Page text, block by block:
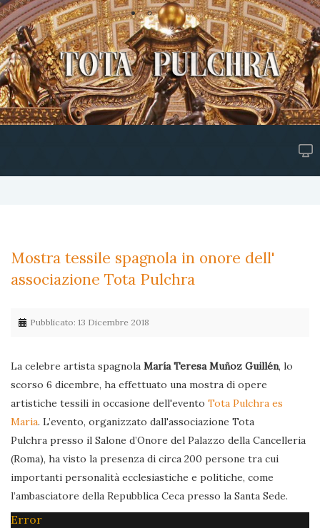
Mostra tessile spagnola in onore dell'
associazione Tota Pulchra
Pubblicato: 13 Dicembre 2018
La celebre artista spagnola María Teresa Muñoz Guillén, lo
scorso 6 dicembre, ha effettuato una mostra di opere
artistiche tessili in occasione dell'evento Tota Pulchra es
Maria. L’evento, organizzato dall'associazione Tota
Pulchra presso il Salone d’Onore del Palazzo della Cancelleria
(Roma), ha visto la presenza di circa 200 persone tra cui
importanti personalità ecclesiastiche e politiche, come
l’ambasciatore della Repubblica Ceca presso la Santa Sede.
Error